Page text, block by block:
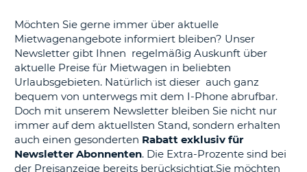
Möchten Sie gerne immer über aktuelle
Mietwagenangebote informiert bleiben? Unser
Newsletter gibt Ihnen regelmäßig Auskunft über
aktuelle Preise für Mietwagen in beliebten
Urlaubsgebieten. Natürlich ist dieser auch ganz
bequem von unterwegs mit dem I-Phone abrufbar.
Doch mit unserem Newsletter bleiben Sie nicht nur
immer auf dem aktuellsten Stand, sondern erhalten
auch einen gesonderten Rabatt exklusiv für
Newsletter Abonnenten. Die Extra-Prozente sind bei
der Preisanzeige bereits berücksichtigt.Sie möchten